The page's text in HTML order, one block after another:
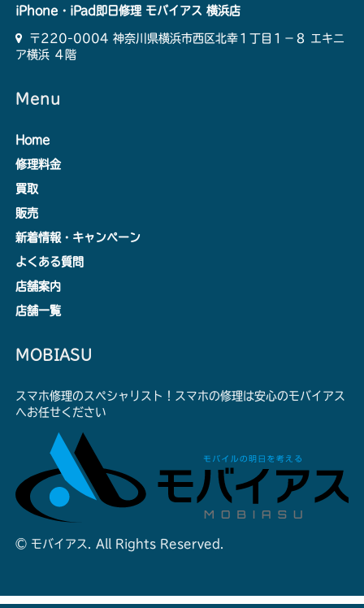
iPhone・iPad即日修理 モバイアス 横浜店
〒220-0004 神奈川県横浜市西区北幸１丁目１−８ エキニ
ア横浜 ４階
Menu
Home
修理料金
買取
販売
新着情報・キャンペーン
よくある質問
店舗案内
店舗一覧
MOBIASU
スマホ修理のスペシャリスト！スマホの修理は安心のモバイアス
へお任せください
© モバイアス. All Rights Reserved.